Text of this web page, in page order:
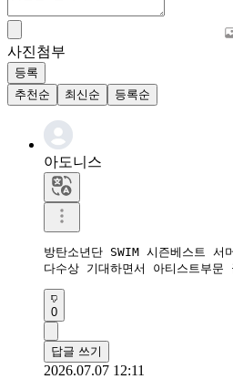
사진첨부
등록
추천순
최신순 등록순
아도니스
방탄소년단 SWIM 시즌베스트
다수상 기대하면서 아티스트부문
0
답글 쓰기
2026.07.07 12:11